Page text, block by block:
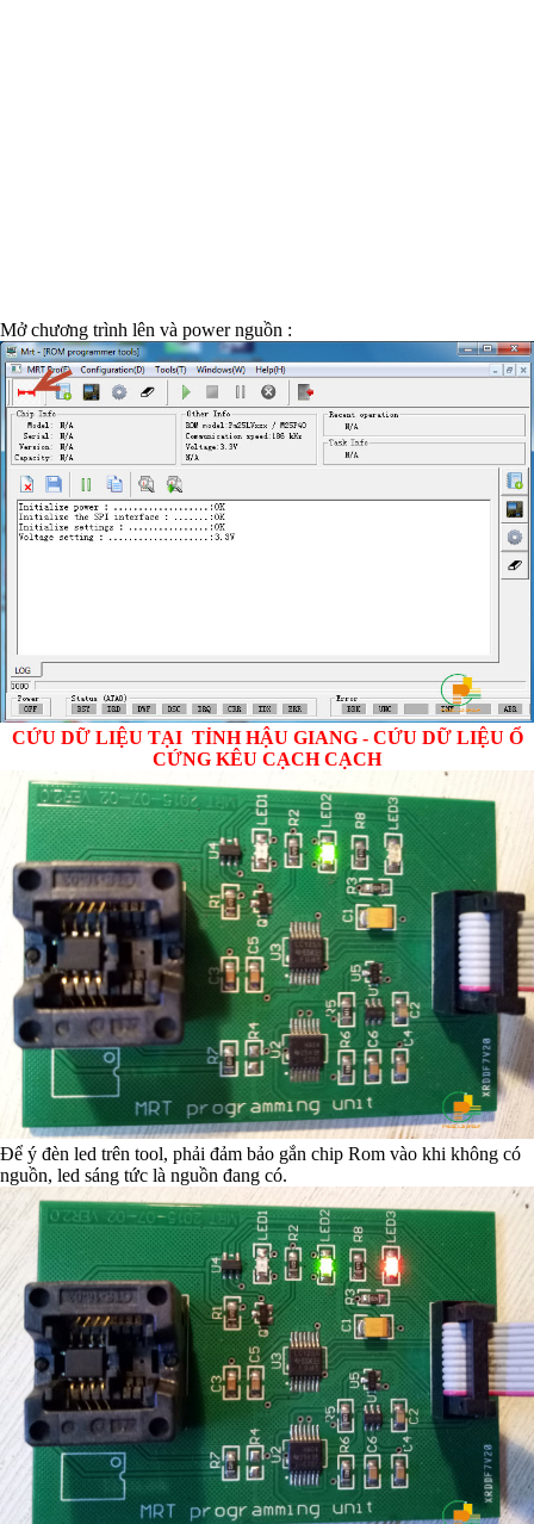
Mở chương trình lên và power nguồn :
CỨU DỮ LIỆU TẠI TỈNH HẬU GIANG - CỨU DỮ LIỆU Ổ
CỨNG KÊU CẠCH CẠCH
Để ý đèn led trên tool, phải đảm bảo gắn chip Rom vào khi không có
nguồn, led sáng tức là nguồn đang có.